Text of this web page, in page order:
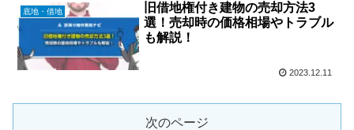
底地・借地
旧借地権付き建物の売却方法3
選！売却時の価格相場やトラブル
も解説！
2023.12.11
次のページ